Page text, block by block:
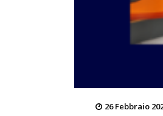
26 Febbraio